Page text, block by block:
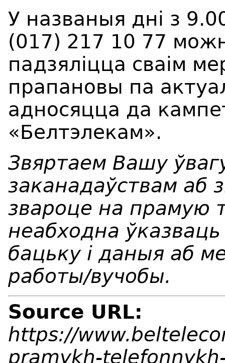
У названыя дні з
(017) 217 10 77
падзяліцца сваім
прапановы па
адносяцца да
«Белтэлекам».
Звяртаем Вашу
заканадаўствам аб
звароце на прамую
неабходна ўказваць
бацьку і даныя аб
работы/вучобы.
Source URL:
https://
pramykh-